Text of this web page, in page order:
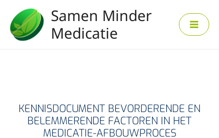
naar
inhoud
Samen Minder
Medicatie
KENNISDOCUMENT BEVORDERENDE EN
BELEMMERENDE FACTOREN IN HET
MEDICATIE-AFBOUWPROCES